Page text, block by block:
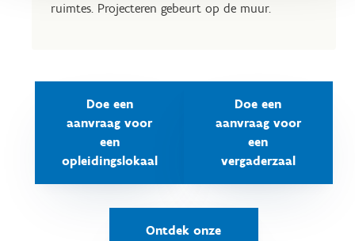
ruimtes. Projecteren gebeurt op de muur.
Doe een
aanvraag voor
een
opleidingslokaal
Doe een
aanvraag voor
een
vergaderzaal
Ontdek onze